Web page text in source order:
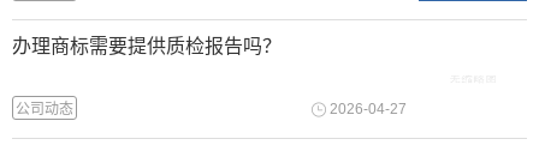
办理商标需要提供质检报告吗？
2026-04-27
公司动态